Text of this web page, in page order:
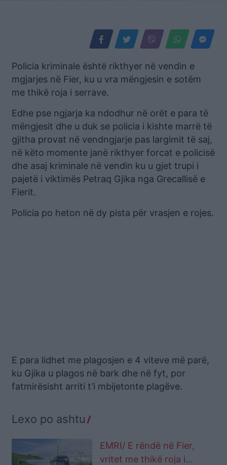
Policia kriminale është rikthyer në vendin e
mgjarjes në Fier, ku u vra mëngjesin e sotëm
me thikë roja i serrave.
Edhe pse ngjarja ka ndodhur në orët e para të
mëngjesit dhe u duk se policia i kishte marrë të
gjitha provat në vendngjarje pas largimit të saj,
në këto momente janë rikthyer forcat e policisë
dhe asaj kriminale në vendin ku u gjet trupi i
pajetë i viktimës Petraq Gjika nga Grecallisë e
Fierit.
Policia po heton në dy pista për vrasjen e rojes.
E para lidhet me plagosjen e 4 viteve më parë,
ku Gjika u plagos në bark dhe në fyt, por
fatmirësisht arriti t’i mbijetonte plagëve.
Lexo po ashtu
EMRI/ E rëndë në Fier,
vritet me thikë roja i